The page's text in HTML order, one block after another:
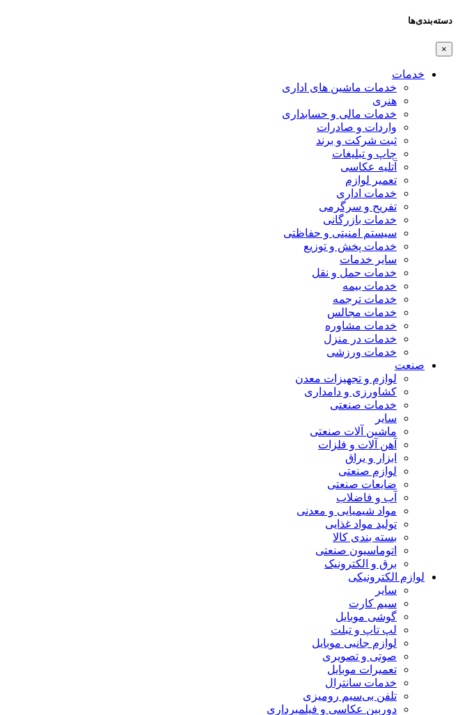
دسته‌بندی‌ها
×
خدمات
خدمات ماشین های اداری
هنری
خدمات مالی و حسابداری
واردات و صادرات
ثبت شرکت و برند
چاپ و تبلیغات
آتلیه عکاسی
تعمیر لوازم
خدمات اداری
تفریح و سرگرمی
خدمات بازرگانی
سیستم امنیتی و حفاظتی
خدمات پخش و توزیع
سایر خدمات
خدمات حمل و نقل
خدمات بیمه
خدمات ترجمه
خدمات مجالس
خدمات مشاوره
خدمات در منزل
خدمات ورزشی
صنعت
لوازم و تجهیزات معدن
کشاورزی و دامداری
خدمات صنعتی
سایر
ماشین آلات صنعتی
آهن آلات و فلزات
ابزار و یراق
لوازم صنعتی
ضایعات صنعتی
آب و فاضلاب
مواد شیمیایی و معدنی
تولید مواد غذایی
بسته بندی کالا
اتوماسیون صنعتی
برق و الکترونیک
لوازم الکترونیکی
سایر
سیم کارت
گوشی موبایل
لپ تاپ و تبلت
لوازم جانبی موبایل
صوتی و تصویری
تعمیرات موبایل
خدمات سانترال
تلفن بی‌سیم رومیزی
دوربین عکاسی و فیلمبرداری